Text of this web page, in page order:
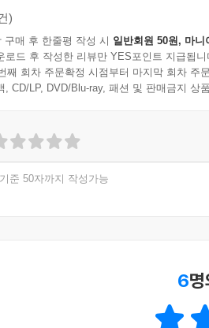
)
구매 후 한줄평 작성 시 일반회원 50원, 마니
로드 후 작성한 리뷰만 YES포인트 지급됩니
째 회차 주문확정 시점부터 마지막 회차 주
, CD/LP, DVD/Blu-ray, 패션 및 판매금지 상
준 50자까지 작성가능
6